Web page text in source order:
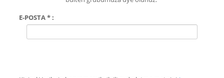
E-POSTA * :